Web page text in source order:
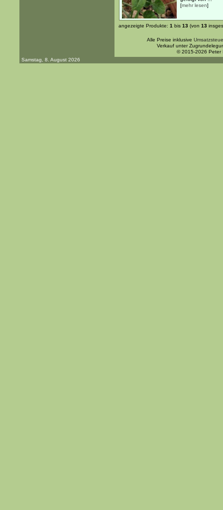
[mehr lesen]
angezeigte Produkte: 1 bis 13 (von 13
Alle Preise inklusive
Verkauf unter
© 2015-2026 Peter
Samstag, 8. August 2026